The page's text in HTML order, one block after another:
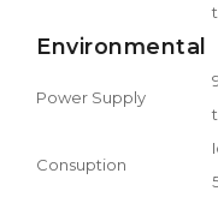
Environmental
Power Supply
Consuption